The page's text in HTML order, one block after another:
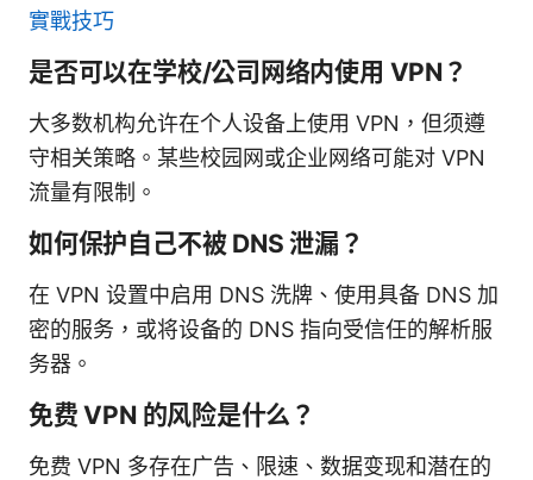
實戰技巧
是否可以在学校/公司网络内使用 VPN？
大多数机构允许在个人设备上使用 VPN，但须遵
守相关策略。某些校园网或企业网络可能对 VPN
流量有限制。
如何保护自己不被 DNS 泄漏？
在 VPN 设置中启用 DNS 洗牌、使用具备 DNS 加
密的服务，或将设备的 DNS 指向受信任的解析服
务器。
免费 VPN 的风险是什么？
免费 VPN 多存在广告、限速、数据变现和潜在的